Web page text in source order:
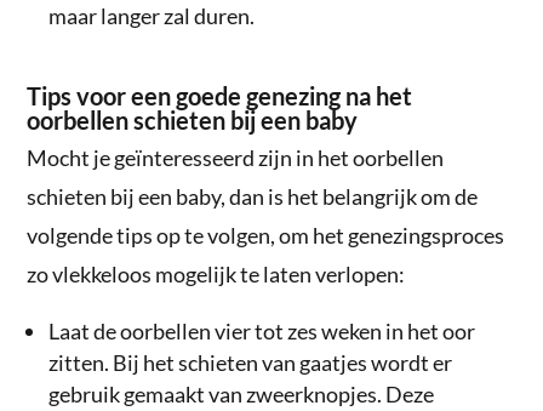
maar langer zal duren.
Tips voor een goede genezing na het
oorbellen schieten bij een baby
Mocht je geïnteresseerd zijn in het oorbellen
schieten bij een baby, dan is het belangrijk om de
volgende tips op te volgen, om het genezingsproces
zo vlekkeloos mogelijk te laten verlopen:
Laat de oorbellen vier tot zes weken in het oor
zitten. Bij het schieten van gaatjes wordt er
gebruik gemaakt van zweerknopjes. Deze